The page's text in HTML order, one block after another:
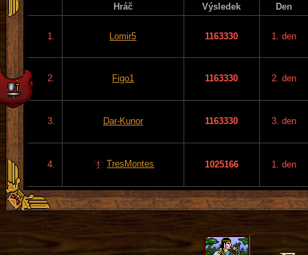
Hráč Výsledek Den
1. Lomir5 1163330 1. den
2. Figo1 1163330 2. den
3. Dar-Kunor 1163330 3. den
4. TresMontes 1025166 1. den